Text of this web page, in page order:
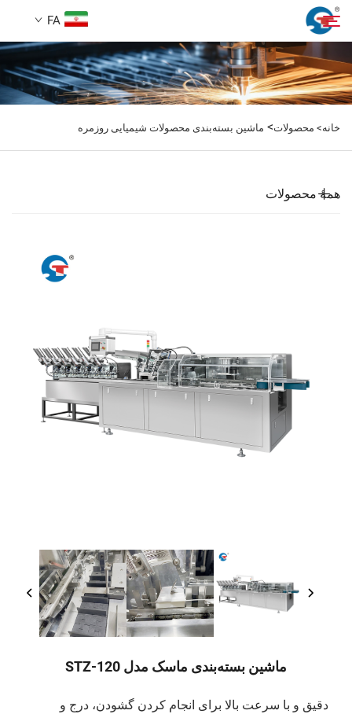
FA
درباره ما
نمونه طراحی
خانه> محصولات> ماشین بسته‌بندی محصولات شیمیایی روزمره
همهٔ محصولات
ماشین بسته‌بندی ماسک مدل STZ-120
دقیق و با سرعت بالا برای انجام کردن گشودن، درج و